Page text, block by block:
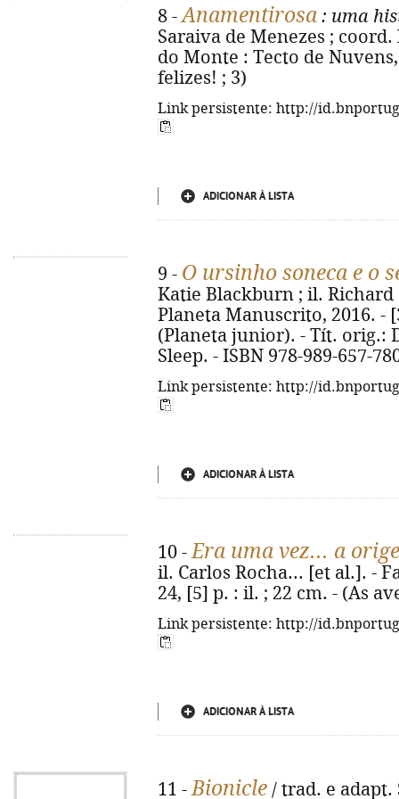
8 -Anamentirosa : uma
Saraiva de Menezes ;
do Monte : Tecto de
felizes! ; 3)
Link persistente: http://
ADICIONAR À LISTA
9 - O ursinho soneca e o
Katie Blackburn ; il. Richard
Planeta Manuscrito, 2016. -
(Planeta junior). - Tít. orig.:
Sleep. - ISBN 978-989-657-
Link persistente: http://
ADICIONAR À LISTA
10 -Era uma vez... a
il. Carlos Rocha... [et al.]. -
24, [5] p. : il. ; 22 cm. - (As
Link persistente: http://
ADICIONAR À LISTA
11 -Bionicle / trad. e adapt.